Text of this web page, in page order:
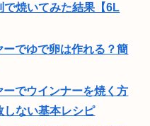
で焼いてみた結果【6L
でゆで卵は作れる？簡
でウインナーを焼く方
しない基本レシピ